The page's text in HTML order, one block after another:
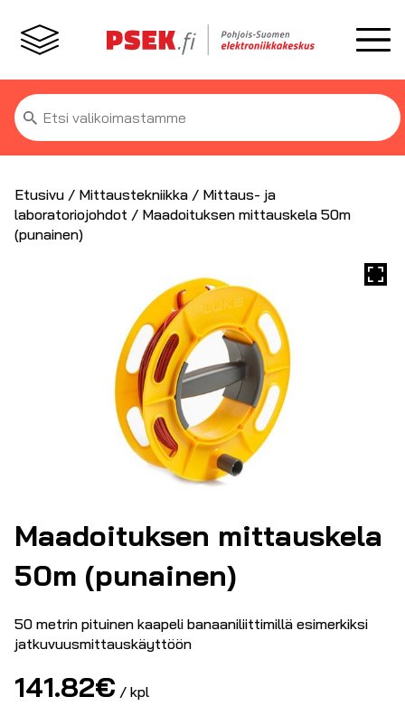
Etsi:
Etusivu / Mittaustekniikka / Mittaus- ja
laboratoriojohdot / Maadoituksen mittauskela 50m
(punainen)
Maadoituksen mittauskela
50m (punainen)
50 metrin pituinen kaapeli banaaniliittimillä esimerkiksi
jatkuvuusmittauskäyttöön
141.82€ / kpl